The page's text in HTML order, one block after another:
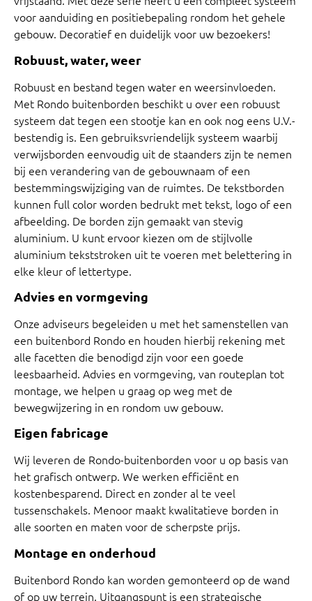
voor aanduiding en positiebepaling rondom het gehele
gebouw. Decoratief en duidelijk voor uw bezoekers!
Robuust, water, weer
Robuust en bestand tegen water en weersinvloeden.
Met Rondo buitenborden beschikt u over een robuust
systeem dat tegen een stootje kan en ook nog eens U.V.-
bestendig is. Een gebruiksvriendelijk systeem waarbij
verwijsborden eenvoudig uit de staanders zijn te nemen
bij een verandering van de gebouwnaam of een
bestemmingswijziging van de ruimtes. De tekstborden
kunnen full color worden bedrukt met tekst, logo of een
afbeelding. De borden zijn gemaakt van stevig
aluminium. U kunt ervoor kiezen om de stijlvolle
aluminium tekststroken uit te voeren met belettering in
elke kleur of lettertype.
Advies en vormgeving
Onze adviseurs begeleiden u met het samenstellen van
een buitenbord Rondo en houden hierbij rekening met
alle facetten die benodigd zijn voor een goede
leesbaarheid. Advies en vormgeving, van routeplan tot
montage, we helpen u graag op weg met de
bewegwijzering in en rondom uw gebouw.
Eigen fabricage
Wij leveren de Rondo-buitenborden voor u op basis van
het grafisch ontwerp. We werken efficiënt en
kostenbesparend. Direct en zonder al te veel
tussenschakels. Menoor maakt kwalitatieve borden in
alle soorten en maten voor de scherpste prijs.
Montage en onderhoud
Buitenbord Rondo kan worden gemonteerd op de wand
of op uw terrein. Uitgangspunt is een strategische